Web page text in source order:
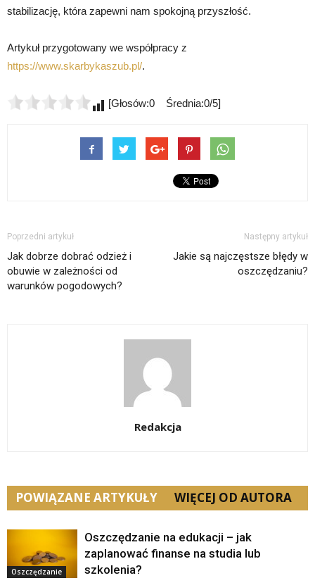
stabilizację, która zapewni nam spokojną przyszłość.
Artykuł przygotowany we współpracy z
https://www.skarbykaszub.pl/.
[Głosów:0 Średnia:0/5]
Poprzedni artykuł
Jak dobrze dobrać odzież i
obuwie w zależności od
warunków pogodowych?
Następny artykuł
Jakie są najczęstsze błędy w
oszczędzaniu?
Redakcja
POWIĄZANE ARTYKUŁY WIĘCEJ OD AUTORA
Oszczędzanie
Oszczędzanie na edukacji – jak
zaplanować finanse na studia lub
szkolenia?